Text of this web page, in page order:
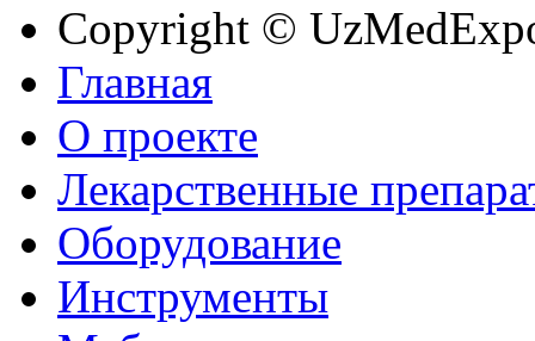
Copyright ©
Главная
О проекте
Лекарственные
Оборудование
Инструменты